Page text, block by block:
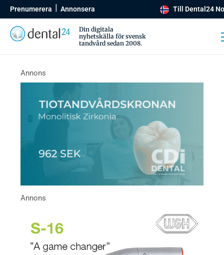
Prenumerera Annonsera Till Dental24
Din digitala
nyhetskälla för svensk
tandvård sedan 2008.